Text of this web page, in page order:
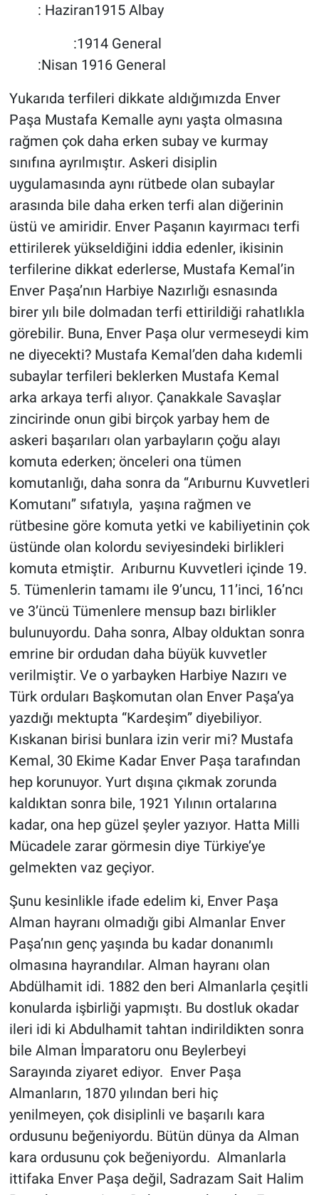
: Haziran1915 Albay
:1914 General
:Nisan 1916 General
Yukarıda terfileri dikkate aldığımızda Enver
Paşa Mustafa Kemalle aynı yaşta olmasına
rağmen çok daha erken subay ve kurmay
sınıfına ayrılmıştır. Askeri disiplin
uygulamasında aynı rütbede olan subaylar
arasında bile daha erken terfi alan diğerinin
üstü ve amiridir. Enver Paşanın kayırmacı terfi
ettirilerek yükseldiğini iddia edenler, ikisinin
terfilerine dikkat ederlerse, Mustafa Kemal’in
Enver Paşa’nın Harbiye Nazırlığı esnasında
birer yılı bile dolmadan terfi ettirildiği rahatlıkla
görebilir. Buna, Enver Paşa olur vermeseydi kim
ne diyecekti? Mustafa Kemal’den daha kıdemli
subaylar terfileri beklerken Mustafa Kemal
arka arkaya terfi alıyor. Çanakkale Savaşlar
zincirinde onun gibi birçok yarbay hem de
askeri başarıları olan yarbayların çoğu alayı
komuta ederken; önceleri ona tümen
komutanlığı, daha sonra da ‘‘Arıburnu Kuvvetleri
Komutanı’’ sıfatıyla, yaşına rağmen ve
rütbesine göre komuta yetki ve kabiliyetinin çok
üstünde olan kolordu seviyesindeki birlikleri
komuta etmiştir. Arıburnu Kuvvetleri içinde 19.
5. Tümenlerin tamamı ile 9’uncu, 11’inci, 16’ncı
ve 3’üncü Tümenlere mensup bazı birlikler
bulunuyordu. Daha sonra, Albay olduktan sonra
emrine bir ordudan daha büyük kuvvetler
verilmiştir. Ve o yarbayken Harbiye Nazırı ve
Türk orduları Başkomutan olan Enver Paşa’ya
yazdığı mektupta “Kardeşim” diyebiliyor.
Kıskanan birisi bunlara izin verir mi? Mustafa
Kemal, 30 Ekime Kadar Enver Paşa tarafından
hep korunuyor. Yurt dışına çıkmak zorunda
kaldıktan sonra bile, 1921 Yılının ortalarına
kadar, ona hep güzel şeyler yazıyor. Hatta Milli
Mücadele zarar görmesin diye Türkiye’ye
gelmekten vaz geçiyor.
Şunu kesinlikle ifade edelim ki, Enver Paşa
Alman hayranı olmadığı gibi Almanlar Enver
Paşa’nın genç yaşında bu kadar donanımlı
olmasına hayrandılar. Alman hayranı olan
Abdülhamit idi. 1882 den beri Almanlarla çeşitli
konularda işbirliği yapmıştı. Bu dostluk okadar
ileri idi ki Abdulhamit tahtan indirildikten sonra
bile Alman İmparatoru onu Beylerbeyi
Sarayında ziyaret ediyor. Enver Paşa
Almanların, 1870 yılından beri hiç
yenilmeyen, çok disiplinli ve başarılı kara
ordusunu beğeniyordu. Bütün dünya da Alman
kara ordusunu çok beğeniyordu. Almanlarla
ittifaka Enver Paşa değil, Sadrazam Sait Halim